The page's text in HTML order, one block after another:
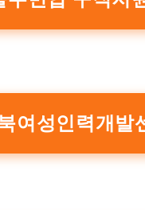
여성인력개발